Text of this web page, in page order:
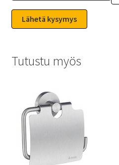
Tutustu myös